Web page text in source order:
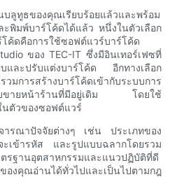
บลูทูธของคุณเรียบร้อยแล้วและพร้อม
พิมพ์บาร์โค้ดได้แล้ว หนึ่งในตัวเลือก
ค้ดคือการใช้ซอฟต์แวร์บาร์โค้ด
ของ TEC-IT ซึ่งมีอินเทอร์เฟซที่
บและปรับแต่งบาร์โค้ด อีกทางเลือก
ารสร้างบาร์โค้ดเข้ากับระบบการ
บบขายหน้าร้านที่มีอยู่เดิม โดยใช้
นตัวของซอฟต์แวร์
ารณาปัจจัยต่างๆ เช่น ประเภทของ
ข้ารหัส และรูปแบบฉลากโดยรวม
รฐานอุตสาหกรรมและแนวปฏิบัติที่ดี
องคุณอ่านได้ทั่วไปและเป็นไปตามกฎ